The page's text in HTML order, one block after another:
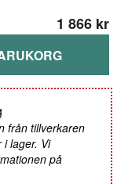
1 866 kr
från tillverkaren
lager. Vi
på